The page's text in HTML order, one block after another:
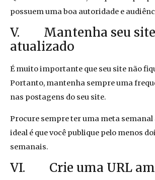
possuem uma boa autoridade e
V. Mantenha seu site
atualizado
É muito importante que seu site não
Portanto, mantenha sempre uma
nas postagens do seu site.
Procure sempre ter uma meta
ideal é que você publique pelo menos
semanais.
VI. Crie uma URL